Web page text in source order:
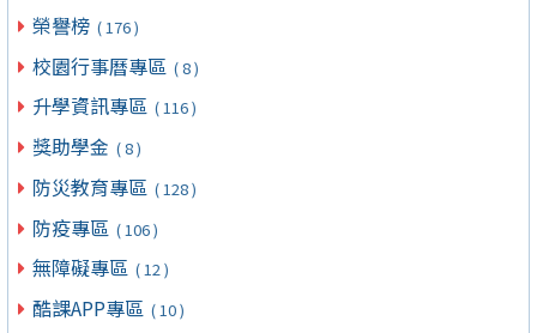
榮譽榜 ( 176 )
校園行事曆專區 ( 8 )
升學資訊專區 ( 116 )
獎助學金 ( 8 )
防災教育專區 ( 128 )
防疫專區 ( 106 )
無障礙專區 ( 12 )
酷課APP專區 ( 10 )